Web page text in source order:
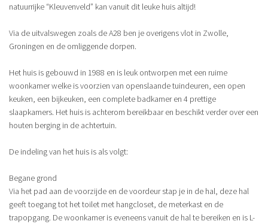
natuurrijke “Kleuvenveld” kan vanuit dit leuke huis altijd!
Via de uitvalswegen zoals de A28 ben je overigens vlot in Zwolle,
Groningen en de omliggende dorpen.
Het huis is gebouwd in 1988 en is leuk ontworpen met een ruime
woonkamer welke is voorzien van openslaande tuindeuren, een open
keuken, een bijkeuken, een complete badkamer en 4 prettige
slaapkamers. Het huis is achterom bereikbaar en beschikt verder over een
houten berging in de achtertuin.
De indeling van het huis is als volgt:
Begane grond
Via het pad aan de voorzijde en de voordeur stap je in de hal, deze hal
geeft toegang tot het toilet met hangcloset, de meterkast en de
trapopgang. De woonkamer is eveneens vanuit de hal te bereiken en is L-